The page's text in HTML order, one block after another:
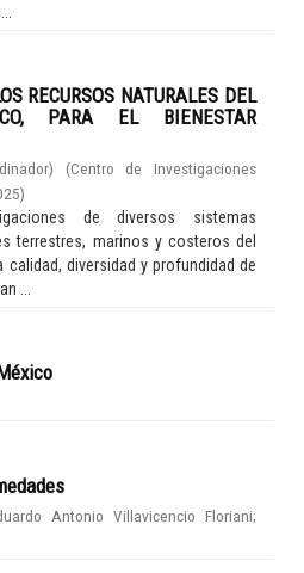
RECURSOS NATURALES DEL
PARA EL BIENESTAR
(Centro de Investigaciones
)
de diversos sistemas
terrestres, marinos y costeros del
calidad, diversidad y profundidad de
...
Antonio Villavicencio Floriani;